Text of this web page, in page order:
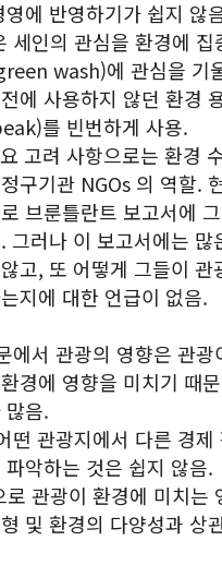
영에 반영하기가 쉽지 않
세인의 관심을 환경에
wash)에 관심을 기
에 사용하지 않던 환경
를 빈번하게 사용.
고려 사항으로는 환경
구기관 NGOs 의 역할.
브룬틀란트 보고서에
그러나 이 보고서에는 많
고, 또 어떻게 그들이 관
지에 대한 언급이 없음.
에서 관광의 영향은 관광
경에 영향을 미치기 때
많음.
떤 관광지에서 다른 경제
파악하는 것은 쉽지 않음.
로 관광이 환경에 미치는
및 환경의 다양성과 상